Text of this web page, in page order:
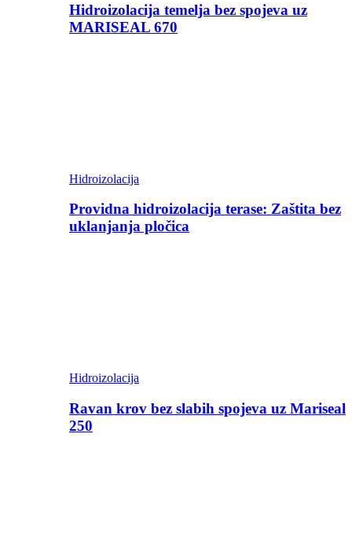
Hidroizolacija temelja bez spojeva uz
MARISEAL 670
Hidroizolacija
Providna hidroizolacija terase: Zaštita bez
uklanjanja pločica
Hidroizolacija
Ravan krov bez slabih spojeva uz Mariseal
250